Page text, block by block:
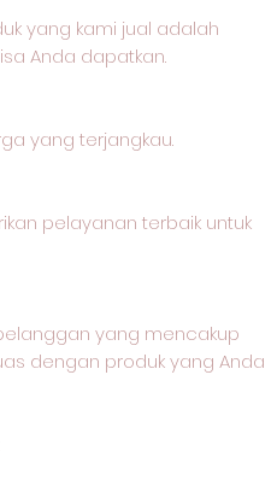
yang kami jual adalah
Anda dapatkan.
yang terjangkau.
pelayanan terbaik untuk
yang mencakup
dengan produk yang Anda